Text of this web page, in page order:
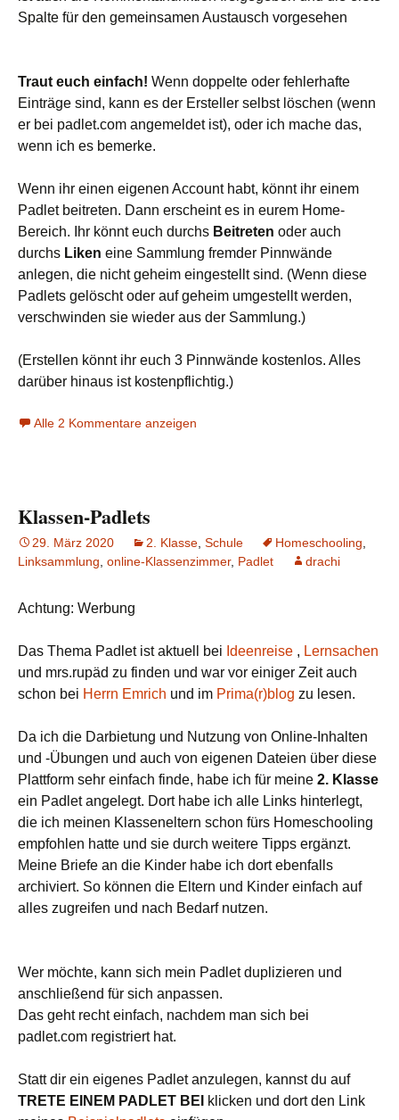
Spalte für den gemeinsamen Austausch vorgesehen
Traut euch einfach! Wenn doppelte oder fehlerhafte
Einträge sind, kann es der Ersteller selbst löschen (wenn
er bei padlet.com angemeldet ist), oder ich mache das,
wenn ich es bemerke.
Wenn ihr einen eigenen Account habt, könnt ihr einem
Padlet beitreten. Dann erscheint es in eurem Home-
Bereich. Ihr könnt euch durchs Beitreten oder auch
durchs Liken eine Sammlung fremder Pinnwände
anlegen, die nicht geheim eingestellt sind. (Wenn diese
Padlets gelöscht oder auf geheim umgestellt werden,
verschwinden sie wieder aus der Sammlung.)
(Erstellen könnt ihr euch 3 Pinnwände kostenlos. Alles
darüber hinaus ist kostenpflichtig.)
Alle 2 Kommentare anzeigen
Klassen-Padlets
29. März 2020 2. Klasse Schule Homeschooling
Linksammlung online-Klassenzimmer, Padlet drachi
Achtung: Werbung
Das Thema Padlet ist aktuell bei Ideenreise , Lernsachen
und mrs.rupäd zu finden und war vor einiger Zeit auch
schon bei Herrn Emrich und im Prima(r)blog zu lesen.
Da ich die Darbietung und Nutzung von Online-Inhalten
und -Übungen und auch von eigenen Dateien über diese
Plattform sehr einfach finde, habe ich für meine 2. Klasse
ein Padlet angelegt. Dort habe ich alle Links hinterlegt,
die ich meinen Klasseneltern schon fürs Homeschooling
empfohlen hatte und sie durch weitere Tipps ergänzt.
Meine Briefe an die Kinder habe ich dort ebenfalls
archiviert. So können die Eltern und Kinder einfach auf
alles zugreifen und nach Bedarf nutzen.
Wer möchte, kann sich mein Padlet duplizieren und
anschließend für sich anpassen.
Das geht recht einfach, nachdem man sich bei
padlet.com registriert hat.
Statt dir ein eigenes Padlet anzulegen, kannst du auf
TRETE EINEM PADLET BEI
klicken und dort den Link